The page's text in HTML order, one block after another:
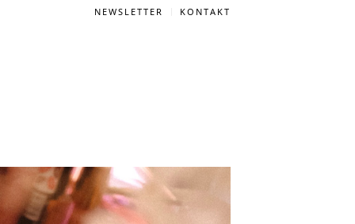
NEWSLETTER KONTAKT